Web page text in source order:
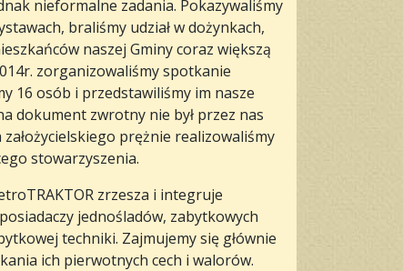
nieformalne zadania. Pokazywaliśmy
braliśmy udział w dożynkach,
naszej Gminy coraz większą
zorganizowaliśmy spotkanie
16 osób i przedstawiliśmy im nasze
dokument zwrotny nie był przez nas
prężnie realizowaliśmy
stowarzyszenia.
zrzesza i integruje
jednośladów, zabytkowych
techniki. Zajmujemy się głównie
ich pierwotnych cech i walorów.